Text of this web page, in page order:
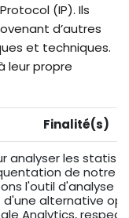
(IP). Ils
d’autres
et techniques.
leur propre
Finalité(s)
analyser les
de notre
l'outil d'analyse
d'une alternative
Analytics,